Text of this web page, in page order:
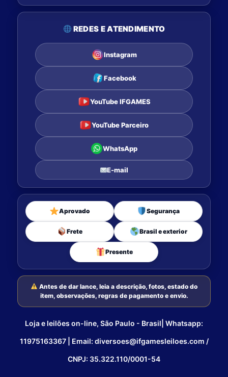
REDES E ATENDIMENTO
Instagram
Facebook
YouTube IFGAMES
YouTube Parceiro
WhatsApp
E-mail
Aprovado Segurança
Frete Brasil e exterior
Presente
Antes de dar lance, leia a descrição, fotos, estado do
item, observações, regras de pagamento e envio.
Loja e leilões on-line, São Paulo - Brasil| Whatsapp:
11975163367 | Email: diversoes@ifgamesleiloes.com /
CNPJ: 35.322.110/0001-54